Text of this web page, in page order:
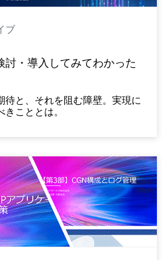
ブ
討・導入してみてわかった
待と、それを阻む障壁。実現に
こととは。